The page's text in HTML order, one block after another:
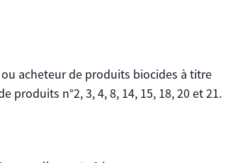
acheteur de produits biocides à titre
produits n°2, 3, 4, 8, 14, 15, 18, 20 et 21.